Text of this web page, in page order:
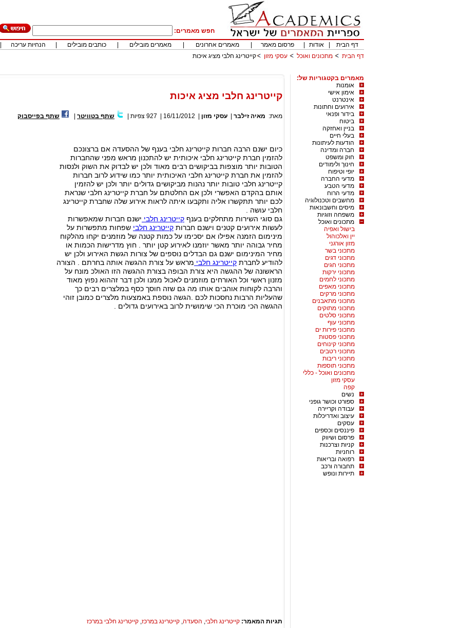
חפש מאמרים:
דף הבית
אודות פרסום מאמר מאמרים אחרונים מאמרים מובילים כותבים מובילים הנחיות עריכה
דף הבית
מתכונים ואוכל עסקי מזון קייטרינג חלבי מציג איכות
מאמרים בקטגוריות של:
אומנות
אימון אישי
אינטרנט
אירועים וחתונות
בידור ופנאי
ביטוח
בניין ואחזקה
בעלי חיים
הודעות לעיתונות
חברה ומדינה
חוק ומשפט
חינוך ולימודים
יופי וטיפוח
מדעי החברה
מדעי הטבע
מדעי הרוח
מחשבים וטכנולוגיה
מיסים וחשבונאות
משפחה וזוגיות
מתכונים ואוכל
בישול ואפיה
יין ואלכוהול
מזון אורגני
מתכוני בשר
מתכוני דגים
מתכוני חגים
מתכוני ירקות
מתכוני לחמים
מתכוני מאפים
מתכוני מרקים
מתכוני מתאבנים
מתכוני מתוקים
מתכוני סלטים
מתכוני עוף
מתכוני פירות ים
מתכוני פסטות
מתכוני קינוחים
מתכוני רטבים
מתכוני ריבות
מתכוני תוספות
מתכונים ואוכל - כללי
עסקי מזון
קפה
נשים
ספורט וכושר גופני
עבודה וקריירה
עיצוב ואדריכלות
עסקים
פיננסים וכספים
פרסום ושיווק
קניות וצרכנות
רוחניות
רפואה ובריאות
תחבורה ורכב
תיירות ונופש
קייטרינג חלבי מציג איכות
מאת: מאיה זילבר עסקי מזון 16/11/2012
927 צפיות שתף בטוויטר שתף בפייסבוק
כיום ישנם הרבה חברות קייטרינג חלבי בענף של ההסעדה אם ברצונכם
להזמין חברת קייטרינג חלבי איכותית יש להתכנון מראש מפני שהחברות
הטובות יותר מוצפות בביקושים רבים מאוד ולכן יש לבדוק את השוק ולנסות
להזמין את חברת קייטרינג חלבי האיכותית יותר כמו שידוע לרוב חברות
קייטרינג חלבי טובות יותר נהנות מביקושים גדולים יותר ולכן יש להזמין
אותם בהקדם האפשרי ולכן אם החלטתם על חברת קייטרינג חלבי שנראת
לכם יותר תתקשרו אליה ותקבעו איתה לראות אירוע שלה שחברת קייטרינג
חלבי עושה .
גם סוגי השירות מתחלקים בענף קייטרינג חלבי ישנם חברות שמאפשרות
לעשות אירועים קטנים וישנם חברות קייטרינג חלבי שפחות מתפשרות על
מינימום הזמנה אפילו אם יסכימו על כמות קטנה של מוזמנים יקחו מהלקוח
מחיר גבוהה יותר מאשר יוזמנו לאירוע קטן יותר . חוץ מדרישות הכמות או
מחיר המינימום ישנם גם הבדלים נוספים של צורות הגשת האירוע ולכן יש
להודיע לחברת קייטרינג חלבי מראש על צורת ההגשה אותה בחרתם . הצורה
הראשונה של ההגשה היא צורת הבופה בצורת ההגשה הזו האולכ מונח על
מזנון ראשי וכל האורחים מוזמנים לאכול ממנו ולכן דבר זההוא נפוץ מאוד
והרבה לקוחות אוהבים אותו מה גם שזה חוסך כסף במלצרים רבים כך
שהעליות הרבות נחסכות לכם .הגשה נוספת באמצעות מלצרים כמובן זוהי
ההגשה הכי מוכרת הכי שימושית לרוב באירועים גדולים .
תגיות המאמר: קייטרינג חלבי, הסעדה, קייטרינג במרכז, קייטרינג חלבי במרכז